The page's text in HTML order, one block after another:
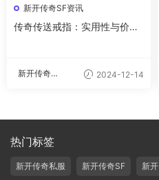
新开传奇SF资讯
传奇传送戒指：实用性与价值
新开传奇私
2024-12-14
热门标签
新开传奇私服 新开传奇SF 新开